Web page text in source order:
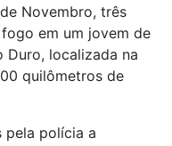
Novembro, três
em um jovem de
Duro, localizada na
quilômetros de
pela polícia a